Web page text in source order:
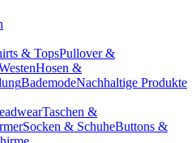
& TopsPullover &
Hosen &
BademodeNachhaltige Produkte
Taschen &
Socken & SchuheButtons &